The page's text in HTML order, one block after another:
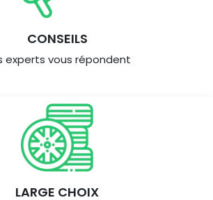
CONSEILS
experts vous répondent
LARGE CHOIX